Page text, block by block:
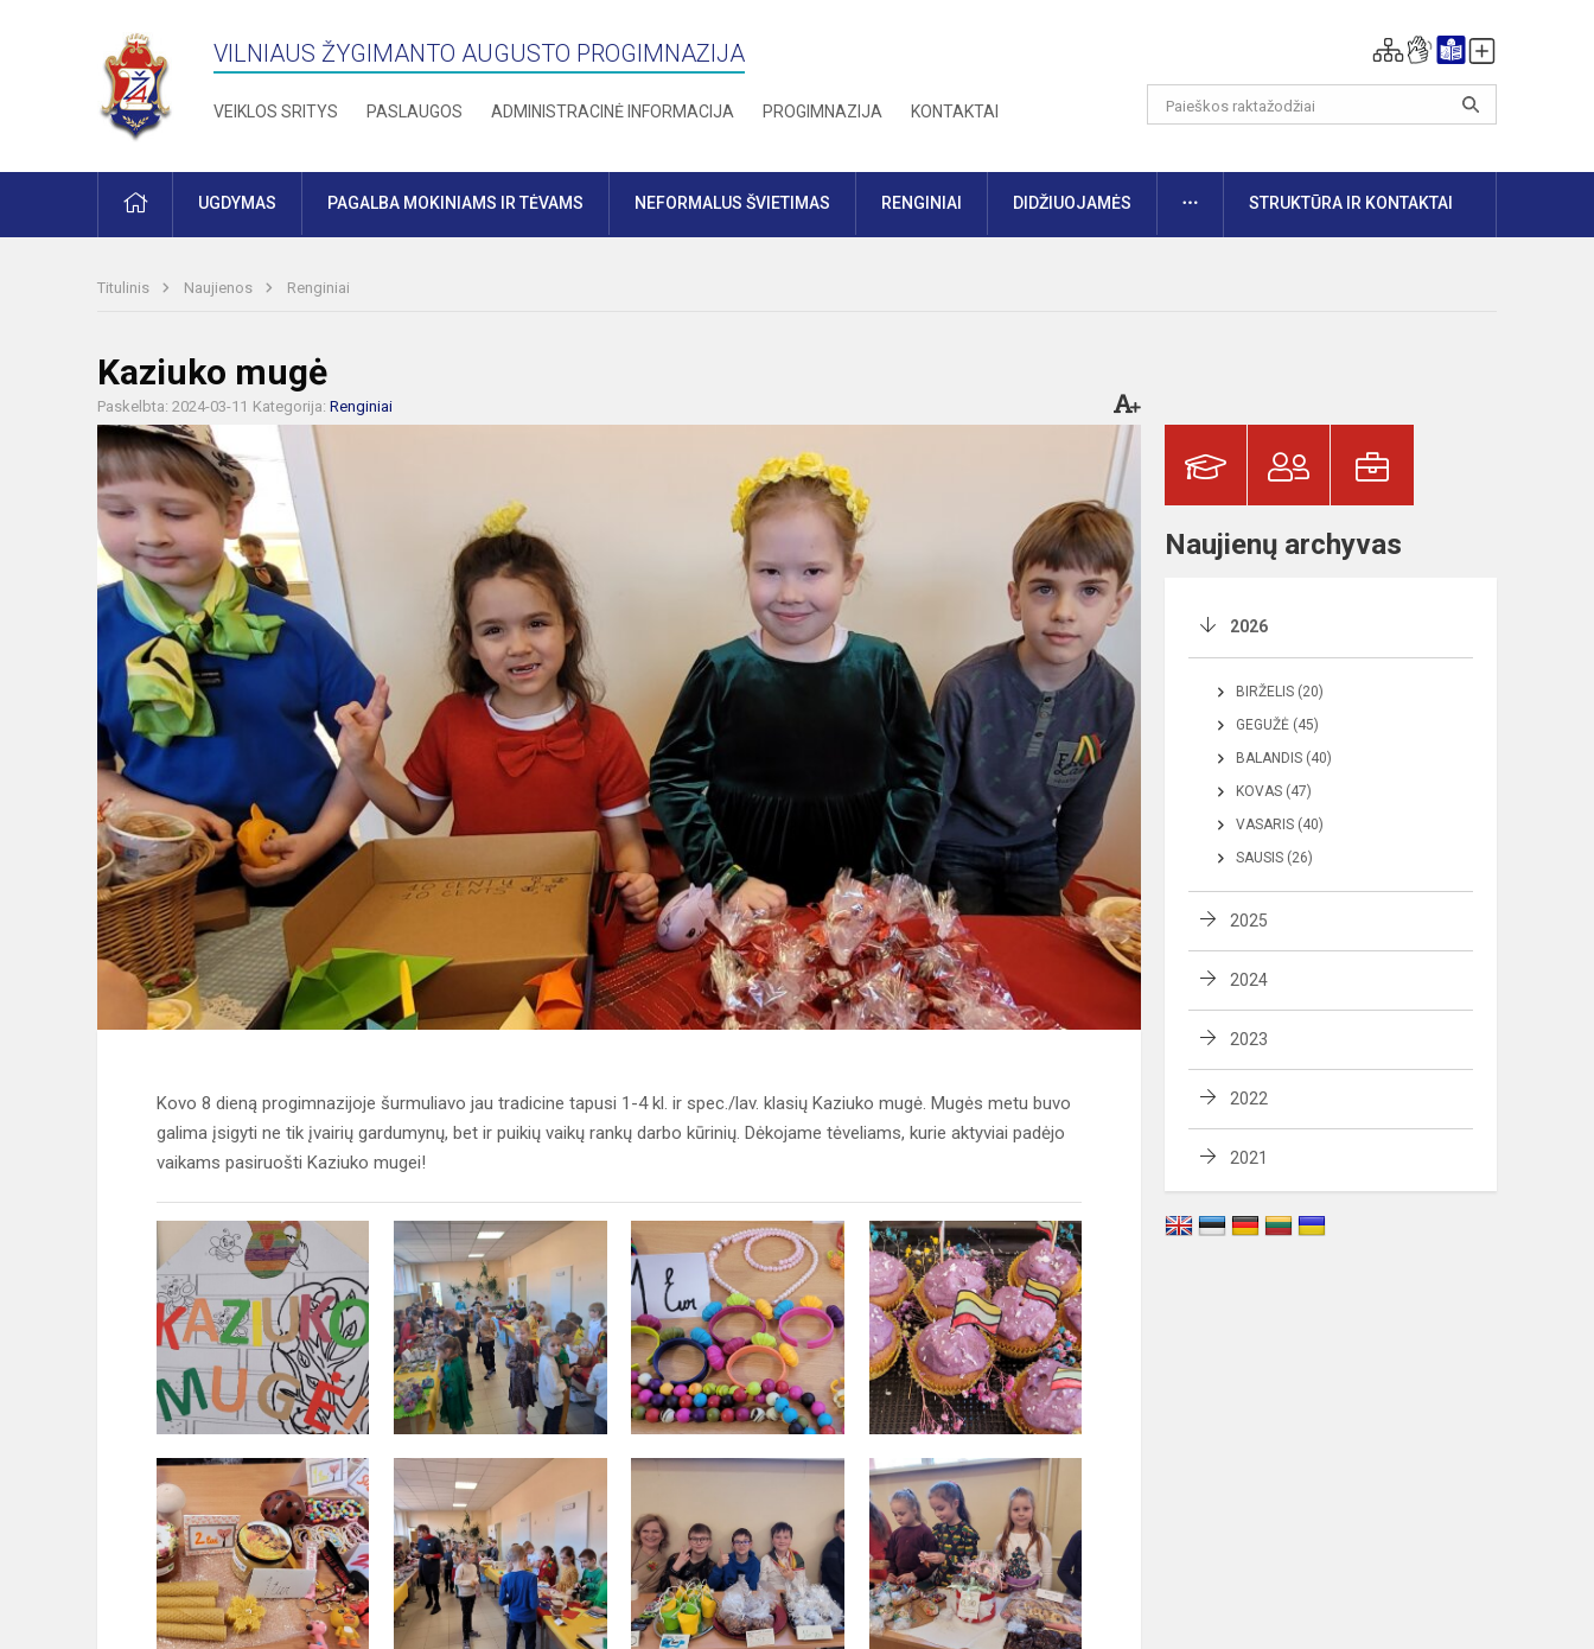
VILNIAUS ŽYGIMANTO AUGUSTO PROGIMNAZIJA
VEIKLOS SRITYS PASLAUGOS ADMINISTRACINĖ INFORMACIJA PROGIMNAZIJA KONTAKTAI
PRADŽIAUGDYMAS PAGALBA MOKINIAMS IR TĖVAMS NEFORMALUS ŠVIETIMAS RENGINIAI DIDŽIUOJAMĖS DAUGIAUSTRUKTŪRA IR KONTAKTAI
Titulinis Naujienos Renginiai
Kaziuko mugė
Paskelbta: 2024-03-11 Kategorija: Renginiai
Kovo 8 dieną progimnazijoje šurmuliavo jau tradicine tapusi 1-4 kl. ir spec./lav. klasių Kaziuko mugė. Mugės metu buvo
galima įsigyti ne tik įvairių gardumynų, bet ir puikių vaikų rankų darbo kūrinių. Dėkojame tėveliams, kurie aktyviai padėjo
vaikams pasiruošti Kaziuko mugei!
Naujienų archyvas
2026
BIRŽELIS (20)
GEGUŽĖ (45)
BALANDIS (40)
KOVAS (47)
VASARIS (40)
SAUSIS (26)
2025
2024
2023
2022
2021